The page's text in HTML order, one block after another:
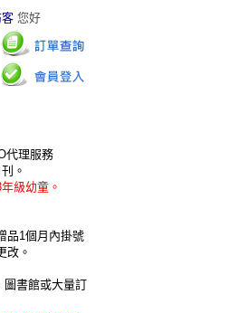
《常春1年》
您好
代理服務
。
級幼童。
品1個月內掛號
改。
圖書館或大量訂